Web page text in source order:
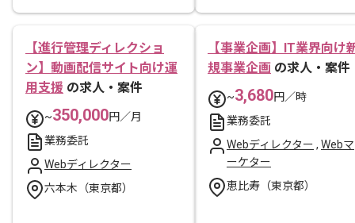
【進行管理ディレクショ
ン】動画配信サイト向け運
用支援 の求人・案件
~350,000円／月
業務委託
Webディレクター
六本木（東京都）
【事業企画】IT業界向け
規事業企画 の求人・案件
~3,680円／時
業務委託
Webディレクター , Webマ
ーケター
恵比寿（東京都）